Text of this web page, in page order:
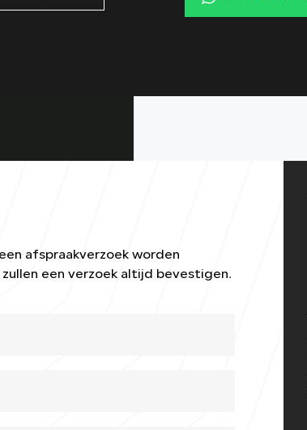
afspraakverzoek worden
een verzoek altijd bevestigen.